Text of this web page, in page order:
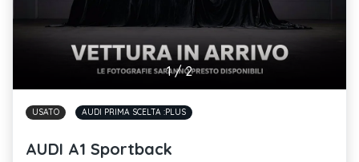
1/2
USATO AUDI PRIMA SCELTA :PLUS
AUDI A1 Sportback